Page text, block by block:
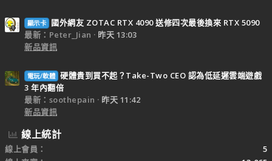
顯示卡
國外網友 ZOTAC RTX 4090 送修四次最後換來 RTX 5090
最新：Peter_Jian
昨天 13:03
新品資訊
電玩/軟體 硬體貴到買不起？Take-Two CEO 認為低延遲雲端遊戲
3 年內翻倍
最新：soothepain
昨天 11:42
新品資訊
線上統計
線上會員
5